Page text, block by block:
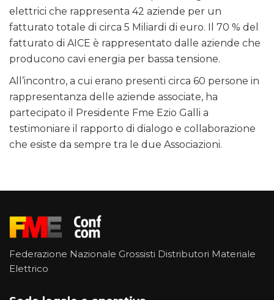
elettrici che rappresenta 42 aziende per un
fatturato totale di circa 5 Miliardi di euro. Il 70 % del
fatturato di AICE è rappresentato dalle aziende che
producono cavi energia per bassa tensione.
All’incontro, a cui erano presenti circa 60 persone in
rappresentanza delle aziende associate, ha
partecipato il Presidente Fme Ezio Galli a
testimoniare il rapporto di dialogo e collaborazione
che esiste da sempre tra le due Associazioni.
Federazione Nazionale Grossisti Distributori Materiale
Elettrico